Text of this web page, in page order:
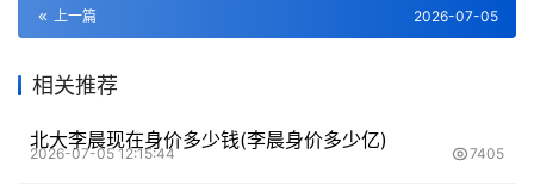
上一篇 2026-07-05
相关推荐
北大李晨现在身价多少钱(李晨身价多少亿)
2026-07-05 12:15:44 7405